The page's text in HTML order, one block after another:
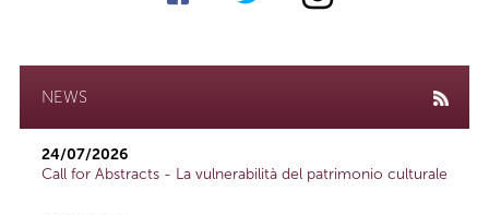
NEWS
24/07/2026
Call for Abstracts - La vulnerabilità del patrimonio culturale